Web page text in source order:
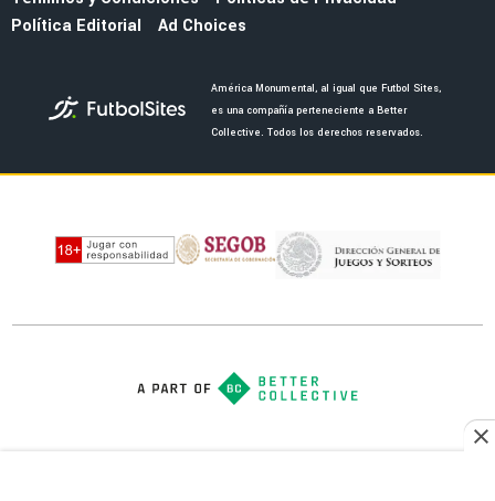
DT de América Sub-21 adelantó a la nueva